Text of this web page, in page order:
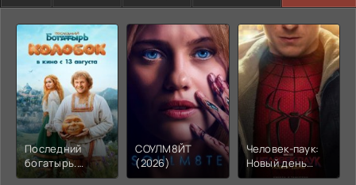
Последний
богатырь.
Колобок (2026)
СОУЛМ8ЙТ
(2026)
Человек-паук:
Новый день
(2026)